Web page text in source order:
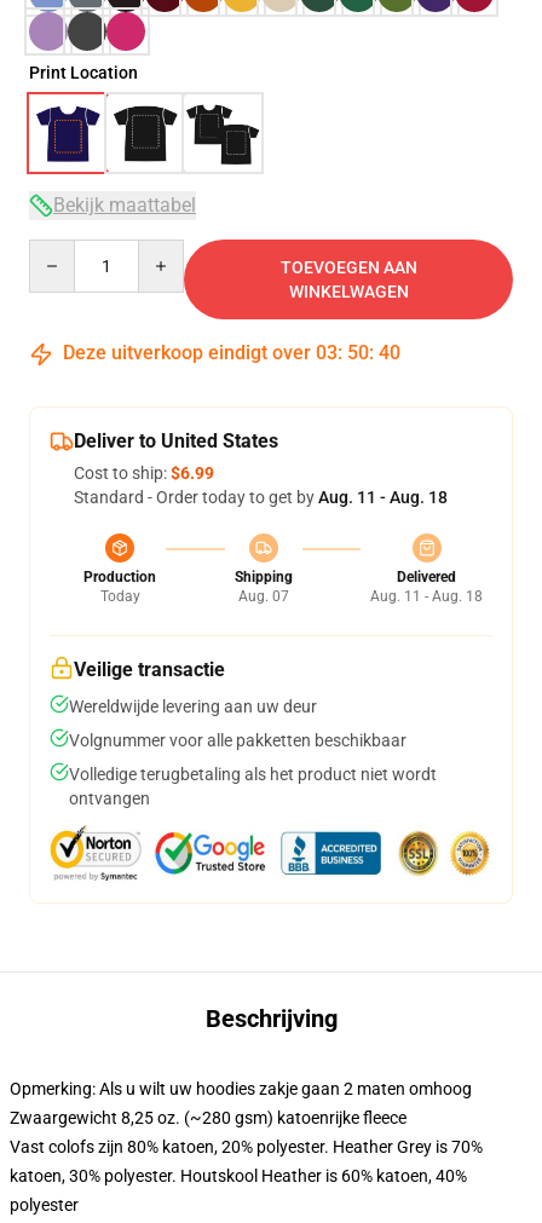
Print Location
Bekijk maattabel
TOEVOEGEN AAN
WINKELWAGEN
Deze uitverkoop eindigt over 03: 50: 39
Deliver to United States
Cost to ship:$6.99
Standard - Order today to get byAug. 11 - Aug. 18
Production
Today
Shipping
Aug. 07
Delivered
Aug. 11 - Aug. 18
Veilige transactie
Wereldwijde levering aan uw deur
Volgnummer voor alle pakketten beschikbaar
Volledige terugbetaling als het product niet wordt
ontvangen
Beschrijving
Opmerking: Als u wilt uw hoodies zakje gaan 2 maten omhoog
Zwaargewicht 8,25 oz. (~280 gsm) katoenrijke fleece
Vast colofs zijn 80% katoen, 20% polyester. Heather Grey is 70%
katoen, 30% polyester. Houtskool Heather is 60% katoen, 40%
polyester